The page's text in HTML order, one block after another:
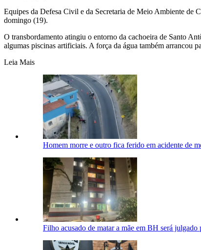
Equipes da Defesa Civil e da Secretaria de Meio Ambiente de
domingo (19).
O transbordamento atingiu o entorno da cachoeira de Santo
algumas piscinas artificiais. A força da água também arrancou
Leia Mais
Homem morre e outro fica ferido em acidente de
Filho acusado de matar a mãe em BH será